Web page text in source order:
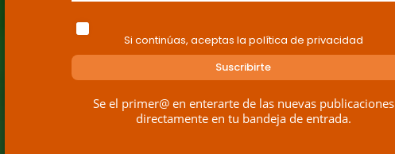
Si continúas, aceptas la política de privacidad
Se el primer@ en enterarte de las nuevas publicaciones
directamente en tu bandeja de entrada.